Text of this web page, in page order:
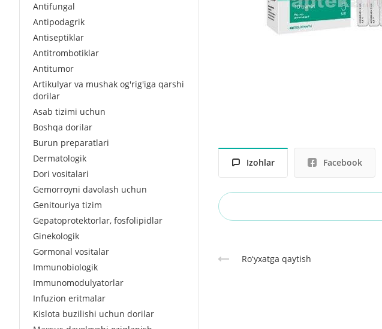
Izohlar Facebook
Roʻyxatga qaytish
Antifungal
Antipodagrik
Antiseptiklar
Antitrombotiklar
Antitumor
Artikulyar va mushak og'rig'iga qarshi
dorilar
Asab tizimi uchun
Boshqa dorilar
Burun preparatlari
Dermatologik
Dori vositalari
Gemorroyni davolash uchun
Genitouriya tizim
Gepatoprotektorlar, fosfolipidlar
Ginekologik
Gormonal vositalar
Immunobiologik
Immunomodulyatorlar
Infuzion eritmalar
Kislota buzilishi uchun dorilar